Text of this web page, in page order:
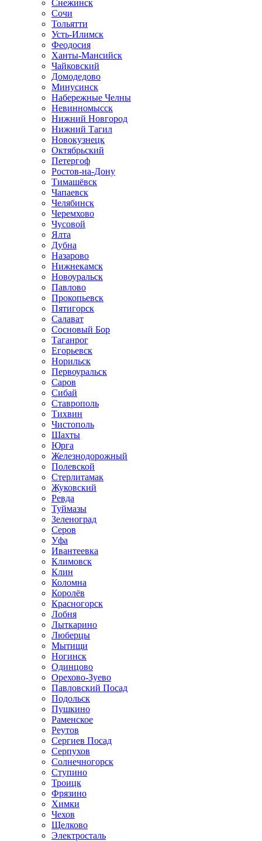
Снежинск
Сочи
Тольятти
Усть-Илимск
Феодосия
Ханты-Мансийск
Чайковский
Домодедово
Минусинск
Набережные Челны
Невинномысск
Нижний Новгород
Нижний Тагил
Новокузнецк
Октябрьский
Петергоф
Ростов-на-Дону
Тимашёвск
Чапаевск
Челябинск
Черемхово
Чусовой
Ялта
Дубна
Назарово
Нижнекамск
Новоуральск
Павлово
Прокопьевск
Пятигорск
Салават
Сосновый Бор
Таганрог
Егорьевск
Норильск
Первоуральск
Саров
Сибай
Ставрополь
Тихвин
Чистополь
Шахты
Юрга
Железнодорожный
Полевской
Стерлитамак
Жуковский
Ревда
Туймазы
Зеленоград
Серов
Уфа
Ивантеевка
Климовск
Клин
Коломна
Королёв
Красногорск
Лобня
Лыткарино
Люберцы
Мытищи
Ногинск
Одинцово
Орехово-Зуево
Павловский Посад
Подольск
Пушкино
Раменское
Реутов
Сергиев Посад
Серпухов
Солнечногорск
Ступино
Троицк
Фрязино
Химки
Чехов
Щелково
Электросталь